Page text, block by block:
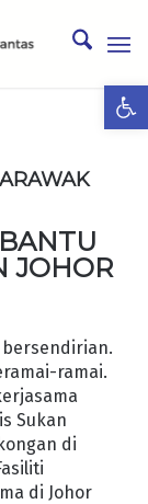
JOHOR
bersendirian.
ramai.
Sukan
di
di Johor